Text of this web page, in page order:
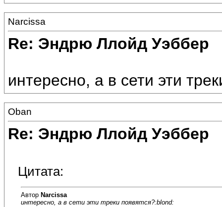
Narcissa
Re: Эндрю Ллойд Уэббер
интересно, а в сети эти
Oban
Re: Эндрю Ллойд Уэббер
Цитата:
Автор Narcissa
интересно, а в сети эти треки появятся?:blond: